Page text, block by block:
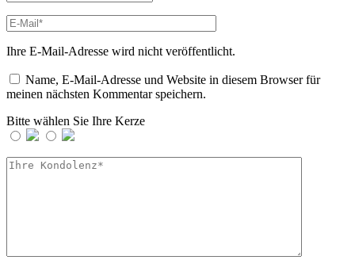
Ihre E-Mail-Adresse wird nicht veröffentlicht.
Name, E-Mail-Adresse und Website in diesem Browser für
meinen nächsten Kommentar speichern.
Bitte wählen Sie Ihre Kerze